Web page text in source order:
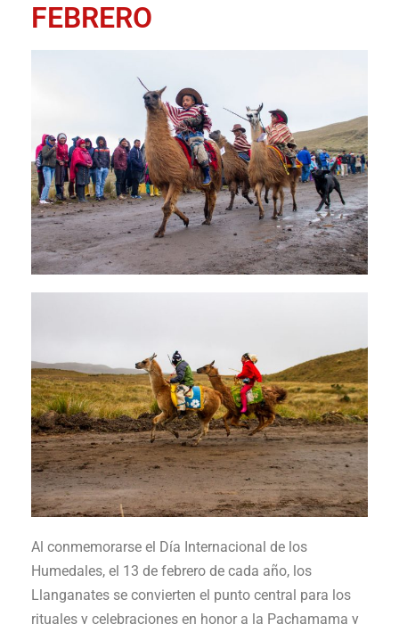
FEBRERO
Al conmemorarse el Día Internacional de los
Humedales, el 13 de febrero de cada año, los
Llanganates se convierten el punto central para los
rituales y celebraciones en honor a la Pachamama y